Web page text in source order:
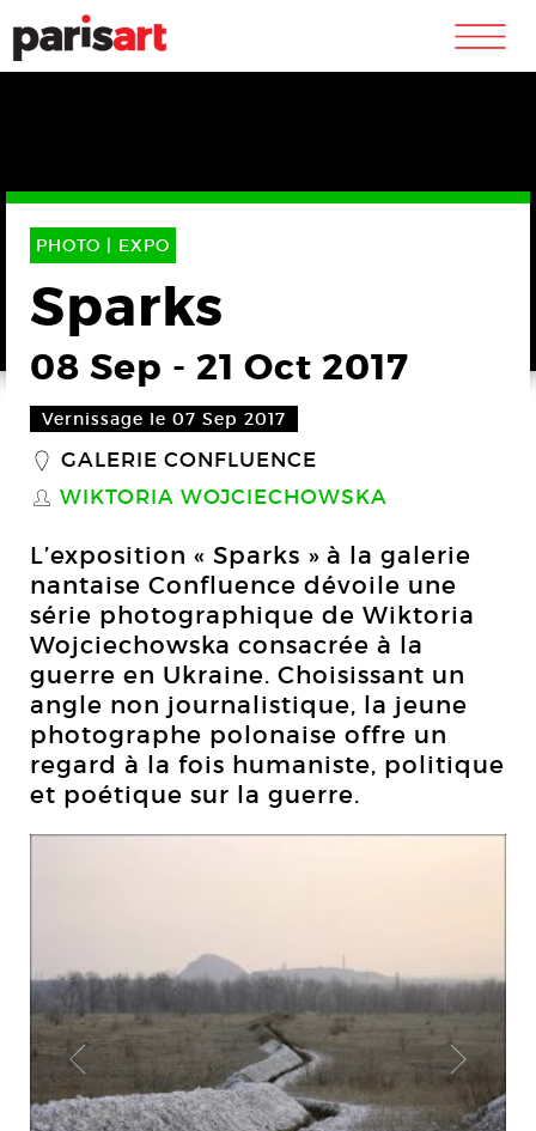
m
PHOTO | EXPO
Sparks
08 Sep - 21 Oct 2017
Vernissage le 07 Sep 2017
_ GALERIE CONFLUENCE
S WIKTORIA WOJCIECHOWSKA
L’exposition « Sparks » à la galerie
nantaise Confluence dévoile une
série photographique de Wiktoria
Wojciechowska consacrée à la
guerre en Ukraine. Choisissant un
angle non journalistique, la jeune
photographe polonaise offre un
regard à la fois humaniste, politique
et poétique sur la guerre.